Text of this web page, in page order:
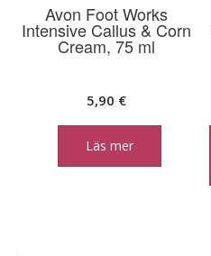
Avon Foot Works
Intensive Callus & Corn
Cream, 75 ml
5,90 €
Läs mer